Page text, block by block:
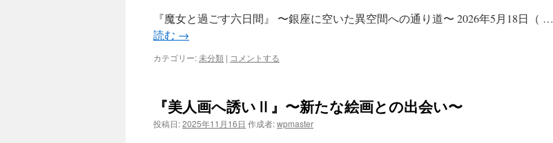
『魔女と過ごす六日間』 〜銀座に空いた異空間への通り道〜 2026年5月18日（ …
読む →
カテゴリー:未分類 | コメントする
『美人画へ誘いⅡ』〜新たな絵画との出会い〜
投稿日:2025年11月16日 作成者:wpmaster